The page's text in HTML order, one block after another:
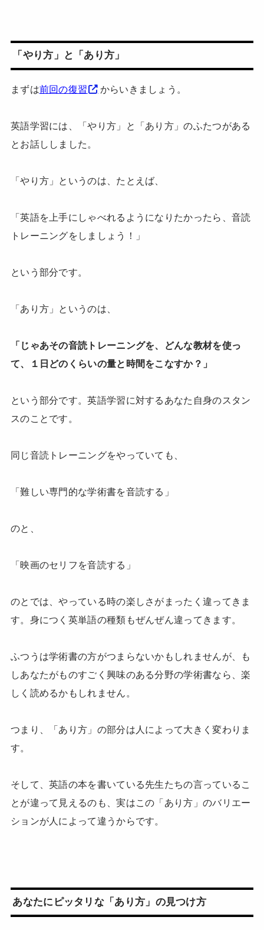
「やり方」と「あり方」
まずは前回の復習 からいきましょう。
英語学習には、「やり方」と「あり方」のふたつがある
とお話ししました。
「やり方」というのは、たとえば、
「英語を上手にしゃべれるようになりたかったら、音読
トレーニングをしましょう！」
という部分です。
「あり方」というのは、
「じゃあその音読トレーニングを、どんな教材を使っ
て、１日どのくらいの量と時間をこなすか？」
という部分です。英語学習に対するあなた自身のスタン
スのことです。
同じ音読トレーニングをやっていても、
「難しい専門的な学術書を音読する」
のと、
「映画のセリフを音読する」
のとでは、やっている時の楽しさがまったく違ってきま
す。身につく英単語の種類もぜんぜん違ってきます。
ふつうは学術書の方がつまらないかもしれませんが、も
しあなたがものすごく興味のある分野の学術書なら、楽
しく読めるかもしれません。
つまり、「あり方」の部分は人によって大きく変わりま
す。
そして、英語の本を書いている先生たちの言っているこ
とが違って見えるのも、実はこの「あり方」のバリエー
ションが人によって違うからです。
あなたにピッタリな「あり方」の見つけ方